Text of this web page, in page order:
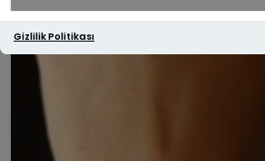
Gizlilik Politikası